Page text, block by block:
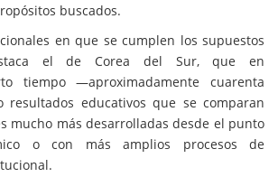
buscados.
en que se cumplen los supuestos
el de Corea del Sur, que en
tiempo —aproximadamente cuarenta
educativos que se comparan
mucho más desarrolladas desde el punto
o con más amplios procesos de